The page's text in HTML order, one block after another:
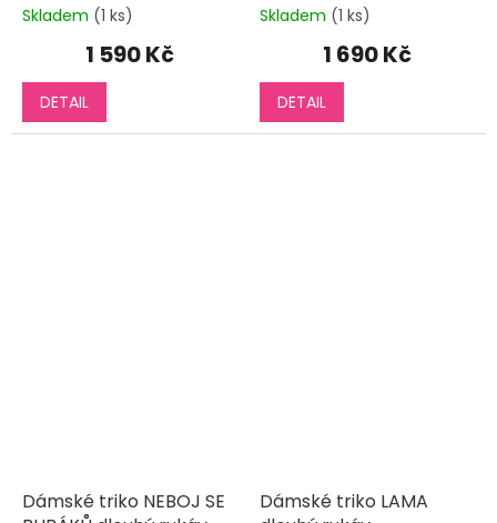
Skladem (1 ks)
1 590 Kč
DETAIL
Skladem (1 ks)
1 690 Kč
DETAIL
Dámské triko NEBOJ SE
Dámské triko LAMA